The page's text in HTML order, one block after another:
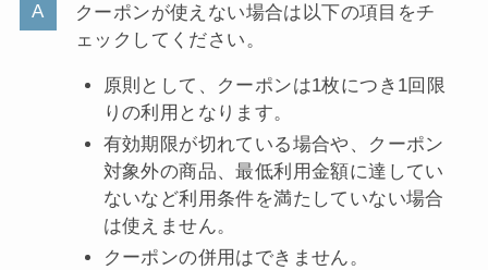
クーポンが使えない場合は以下の項目をチ
ェックしてください。
原則として、クーポンは1枚につき1回限
りの利用となります。
有効期限が切れている場合や、クーポン
対象外の商品、最低利用金額に達してい
ないなど利用条件を満たしていない場合
は使えません。
クーポンの併用はできません。